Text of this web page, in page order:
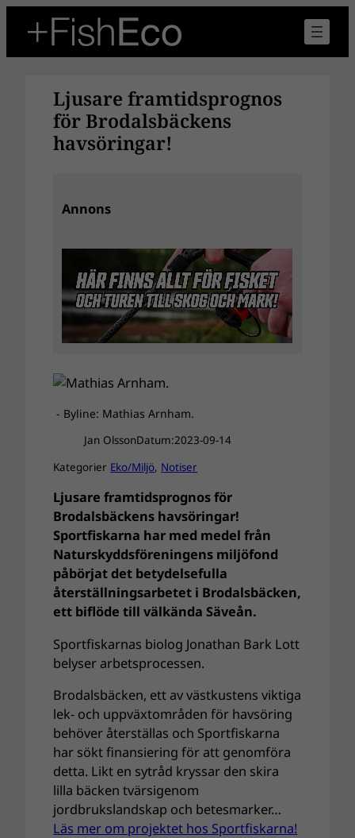
innehåll
Ljusare framtidsprognos
för Brodalsbäckens
havsöringar!
Annons
- Byline: Mathias Arnham.
Jan OlssonDatum:2023-09-14
Kategorier Eko/Miljö, Notiser
Ljusare framtidsprognos för
Brodalsbäckens havsöringar!
Sportfiskarna har med medel från
Naturskyddsföreningens miljöfond
påbörjat det betydelsefulla
återställningsarbetet i Brodalsbäcken,
ett biflöde till välkända Säveån.
Sportfiskarnas biolog Jonathan Bark Lott
belyser arbetsprocessen.
Brodalsbäcken, ett av västkustens viktiga
lek- och uppväxtområden för havsöring
behöver återställas och Sportfiskarna
har sökt finansiering för att genomföra
detta. Likt en sytråd kryssar den skira
lilla bäcken tvärsigenom
jordbrukslandskap och betesmarker…
Läs mer om projektet hos Sportfiskarna!